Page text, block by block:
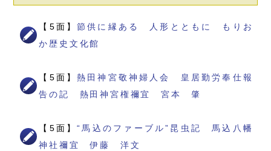
【5面】節供に縁ある 人形とともに もりお
か歴史文化館
【5面】熱田神宮敬神婦人会 皇居勤労奉仕報
告の記 熱田神宮権禰宜 宮本 肇
【5面】“馬込のファーブル”昆虫記 馬込八幡
神社禰宜 伊藤 洋文